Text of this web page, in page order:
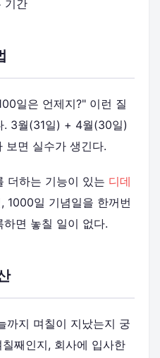
기간
일은 언제지?" 이런 질
. 3월(31일) + 4월(30일)
보면 실수가 생긴다.
더하는 기능이 있는 디데
1000일 기념일을 한꺼번
면 놓칠 일이 없다.
까지 며칠이 지났는지 궁
째인지, 회사에 입사한